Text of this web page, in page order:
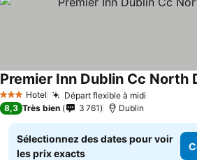
3 ÉtoilesHotel Départ flexible à midi
Premier Inn Dublin Cc North
8,3 Très bien 3 761 Dublin
Sélectionnez des dates pour voir
les prix exacts